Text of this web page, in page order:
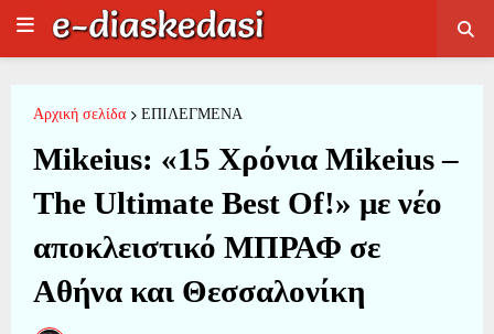
Αρχική σελίδα ΕΠΙΛΕΓΜΕΝΑ
Mikeius: «15 Χρόνια Mikeius –
The Ultimate Best Of!» με νέο
αποκλειστικό ΜΠΡΑΦ σε
Αθήνα και Θεσσαλονίκη